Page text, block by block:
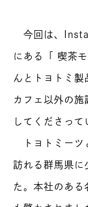
今回は、
にある「 喫茶
んとトヨトミ
カフェ以外の施
してくださって
トヨトミーツ
訪れる群馬県に
た。本社のある